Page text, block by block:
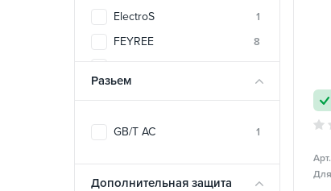
ElectroS 1
FEYREE 8
SPARKS 1
Разьем
GB/T AC 1
Дополнительная защита
Для